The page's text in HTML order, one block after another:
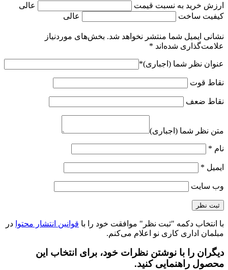
ارزش خرید به نسبت قیمت
عالی
کیفیت ساخت
عالی
نشانی ایمیل شما منتشر نخواهد شد. بخش‌های موردنیاز
علامت‌گذاری شده‌اند *
عنوان نظر شما (اجباری)*
نقاط قوت
نقاط ضعف
متن نظر شما (اجباری)
نام *
ایمیل *
وب‌ سایت
با انتخاب دکمه "ثبت نظر" موافقت خود را با قوانین انتشار محتوا در
مبلمان اداری کاری نو اعلام می‌کنم.
دیگران را با نوشتن نظرات خود، برای انتخاب این
محصول راهنمایی کنید.